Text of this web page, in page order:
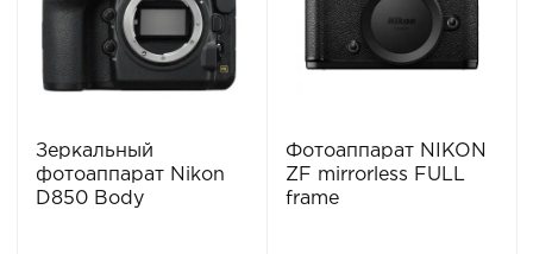
Зеркальный
фотоаппарат Nikon
D850 Body
Фотоаппарат NIKON
ZF mirrorless FULL
frame